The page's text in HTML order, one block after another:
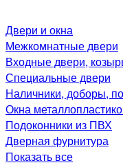
Двери и окна
Межкомнатные двери
Входные двери,
Специальные двери
Наличники, доборы,
Окна
Подоконники из ПВХ
Дверная фурнитура
Показать все